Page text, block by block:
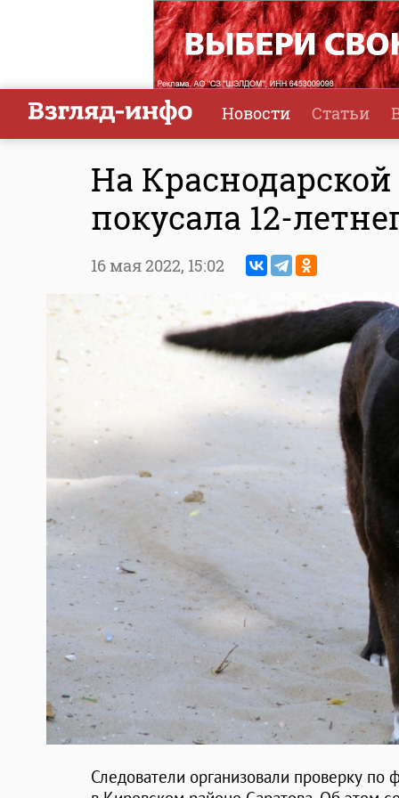
Новости Статьи
На
покусала 12-
16 мая 2022, 15:02
Следователи организовали проверку по